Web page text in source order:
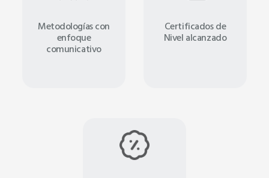
Metodologías con
enfoque
comunicativo
Certificados de
Nivel alcanzado